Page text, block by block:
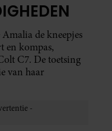
de kneepjes
en kompas,
C7. De toetsing
van haar